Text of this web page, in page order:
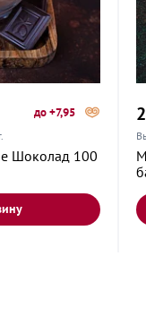
область,
область,
до +7,95
Шоколад 100